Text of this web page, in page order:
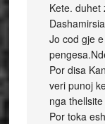
Kete. duhet
Jo cod gje
Por disa
veri punoj
nga
Por toka